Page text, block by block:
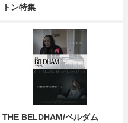
トン特集
THE BELDHAM/ベルダム